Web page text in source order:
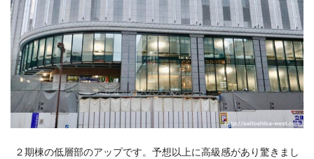
２期棟の低層部のアップです。予想以上に高級感があり驚きまし